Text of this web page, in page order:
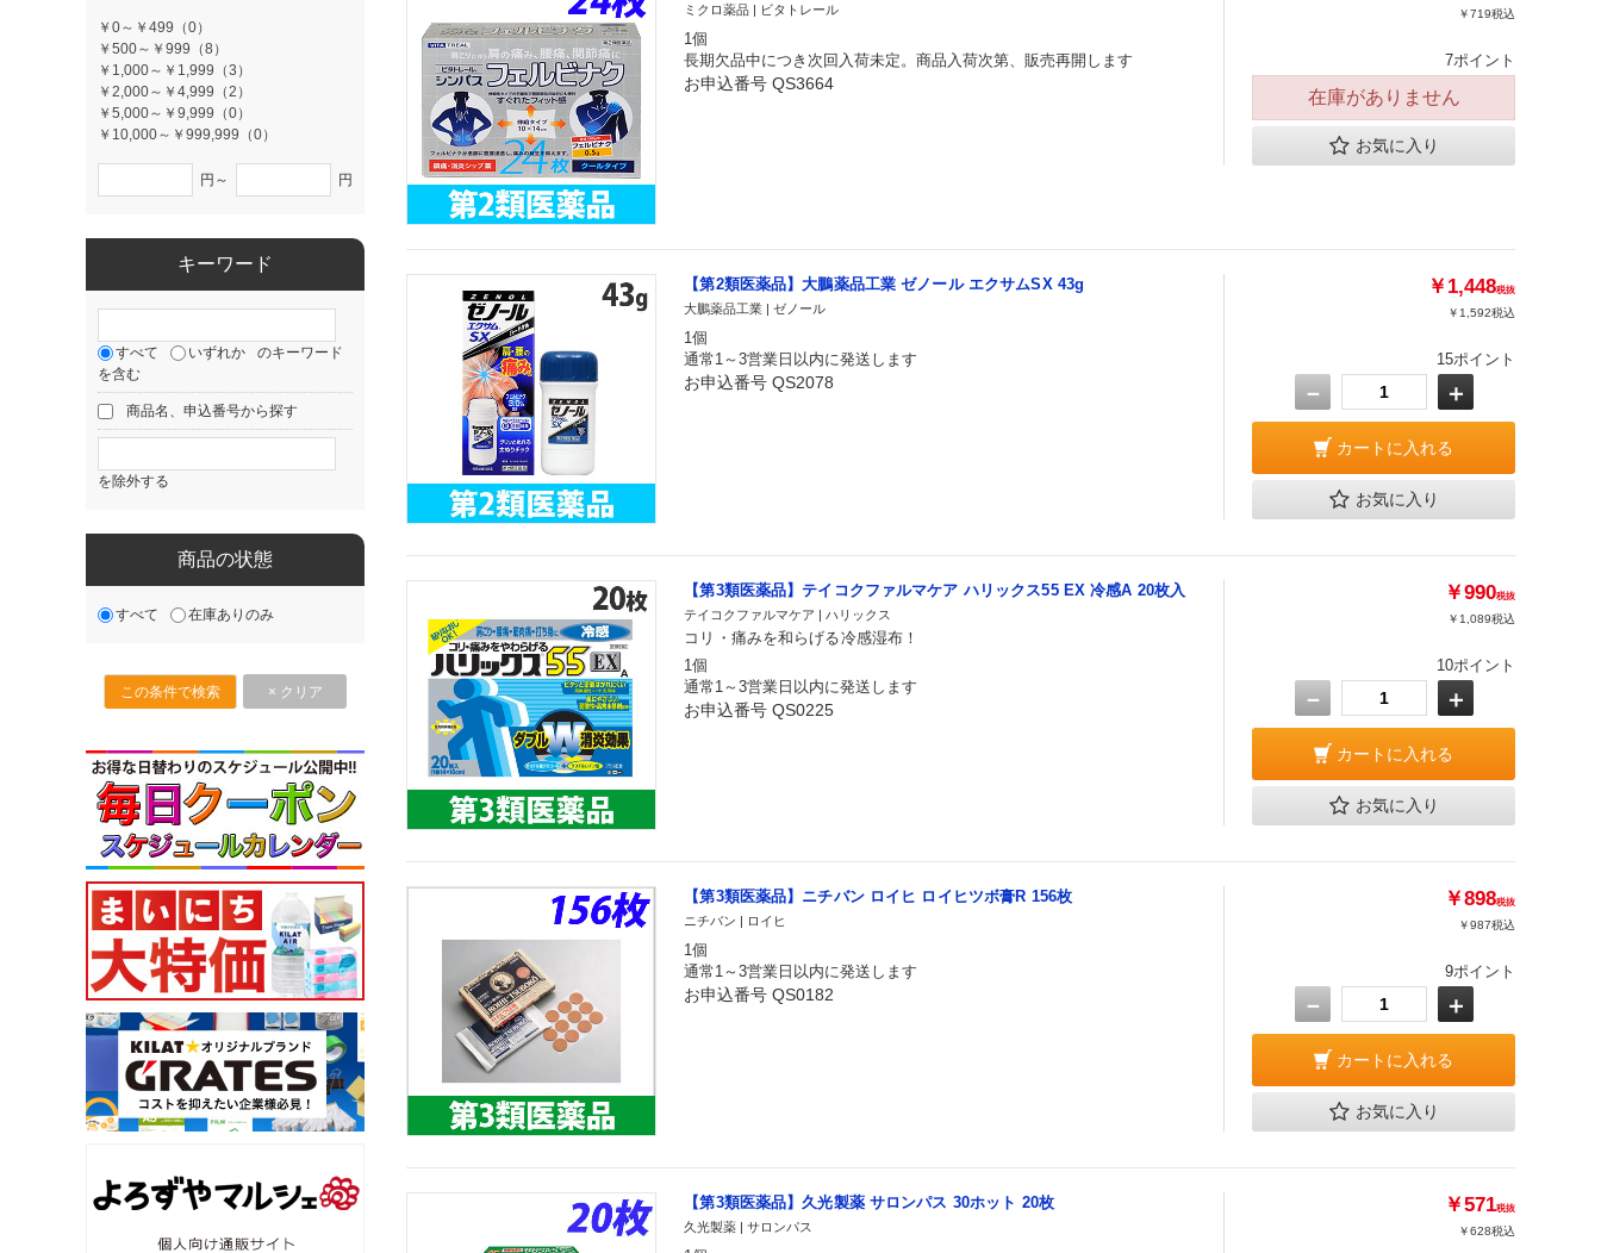
￥0～￥499（0）
￥500～￥999（8）
￥1,000～￥1,999（3）
￥2,000～￥4,999（2）
￥5,000～￥9,999（0）
￥10,000～￥999,999（0）
円～ 円
キーワード
すべて いずれか
のキーワード
を含む
商品名、申込番号から探す
を除外する
商品の状態
すべて 在庫ありのみ
ミクロ薬品 | ビタトレール
1個
長期欠品中につき次回入荷未定。商品入荷次第、販売再開します
お申込番号 QS3664
￥719税込
7ポイント
在庫がありません
お気に入り
【第2類医薬品】大鵬薬品工業 ゼノール エクサムSX 43g
大鵬薬品工業 | ゼノール
1個
通常1～3営業日以内に発送します
お申込番号 QS2078
￥1,448税抜
￥1,592税込
15ポイント
－ ＋
カートに入れる
お気に入り
【第3類医薬品】テイコクファルマケア ハリックス55 EX 冷感A 20枚入
テイコクファルマケア | ハリックス
コリ・痛みを和らげる冷感湿布！
1個
通常1～3営業日以内に発送します
お申込番号 QS0225
￥990税抜
￥1,089税込
10ポイント
－ ＋
カートに入れる
お気に入り
【第3類医薬品】ニチバン ロイヒ ロイヒツボ膏R 156枚
ニチバン | ロイヒ
1個
通常1～3営業日以内に発送します
お申込番号 QS0182
￥898税抜
￥987税込
9ポイント
－ ＋
カートに入れる
お気に入り
【第3類医薬品】久光製薬 サロンパス 30ホット 20枚
久光製薬 | サロンパス
￥571税抜
￥628税込